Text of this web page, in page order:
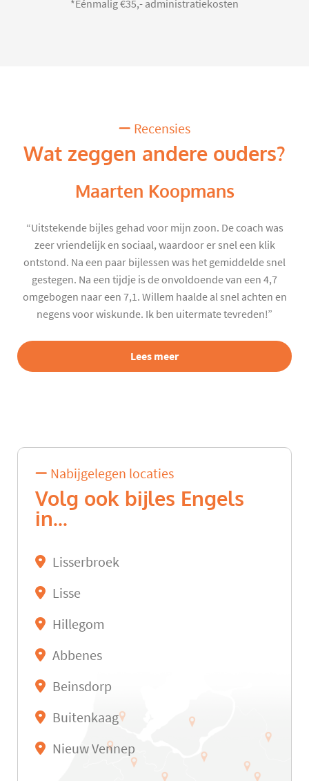
*Eénmalig €35,- administratiekosten
Recensies
Wat zeggen andere ouders?
Maarten Koopmans
“Uitstekende bijles gehad voor mijn zoon. De coach was
zeer vriendelijk en sociaal, waardoor er snel een klik
ontstond. Na een paar bijlessen was het gemiddelde snel
gestegen. Na een tijdje is de onvoldoende van een 4,7
omgebogen naar een 7,1. Willem haalde al snel achten en
negens voor wiskunde. Ik ben uitermate tevreden!”
Lees meer
Nabijgelegen locaties
Volg ook bijles Engels
in...
Lisserbroek
Lisse
Hillegom
Abbenes
Beinsdorp
Buitenkaag
Nieuw Vennep